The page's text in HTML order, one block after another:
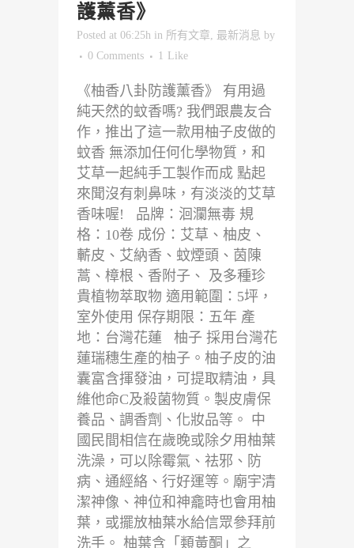
護薰香》
Posted at 06:25h in 所有文章 最新消息 by
0 Comments
1 Like
《柚香八卦防護薰香》 有用過
純天然的蚊香嗎? 我們跟農友合
作，推出了這一款用柚子皮做的
蚊香 無添加任何化學物質，和
艾草一起純手工製作而成 點起
來聞沒有刺鼻味，有淡淡的艾草
香味喔! 品牌：洄瀾無毒 規
格：10卷 成份：艾草、柚皮、
蘄皮、艾納香、蚊煙頭、茵陳
蒿、樟根、香附子、 及多種珍
貴植物萃取物 適用範圍：5坪，
室外使用 保存期限：五年 產
地：台灣花蓮 柚子 採用台灣花
蓮瑞穗生產的柚子。柚子皮的油
囊富含揮發油，可提取精油，具
維他命C及殺菌物質。製皮膚保
養品、調香劑、化妝品等。 中
國民間相信在歲晚或除夕用柚葉
洗澡，可以除霉氣、祛邪、防
病、通經絡、行好運等。廟宇清
潔神像、神位和神龕時也會用柚
葉，或擺放柚葉水給信眾參拜前
洗手。 柚葉含「類黃酮」之